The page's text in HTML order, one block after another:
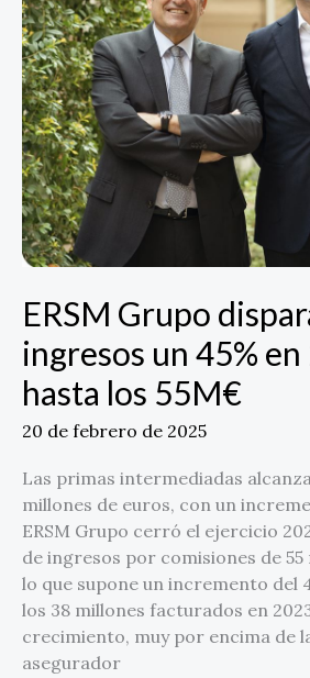
ERSM Grupo
ingresos un 45% en
hasta los 55M€
20 de febrero de 2025
Las primas intermediadas
millones de euros, con un
ERSM Grupo cerró el ejercicio
de ingresos por comisiones de 55
lo que supone un incremento del
los 38 millones facturados en
crecimiento, muy por encima de
asegurador
ingresos
un
45%
en
2024,
hasta
los
55M€